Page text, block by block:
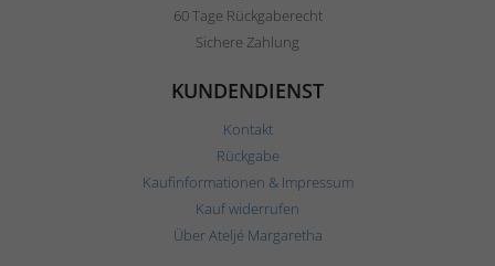
60 Tage Rückgaberecht
Sichere Zahlung
KUNDENDIENST
Kontakt
Rückgabe
Kaufinformationen & Impressum
Kauf widerrufen
Über Ateljé Margaretha